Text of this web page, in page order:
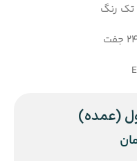
تک رنگ
(عمده)